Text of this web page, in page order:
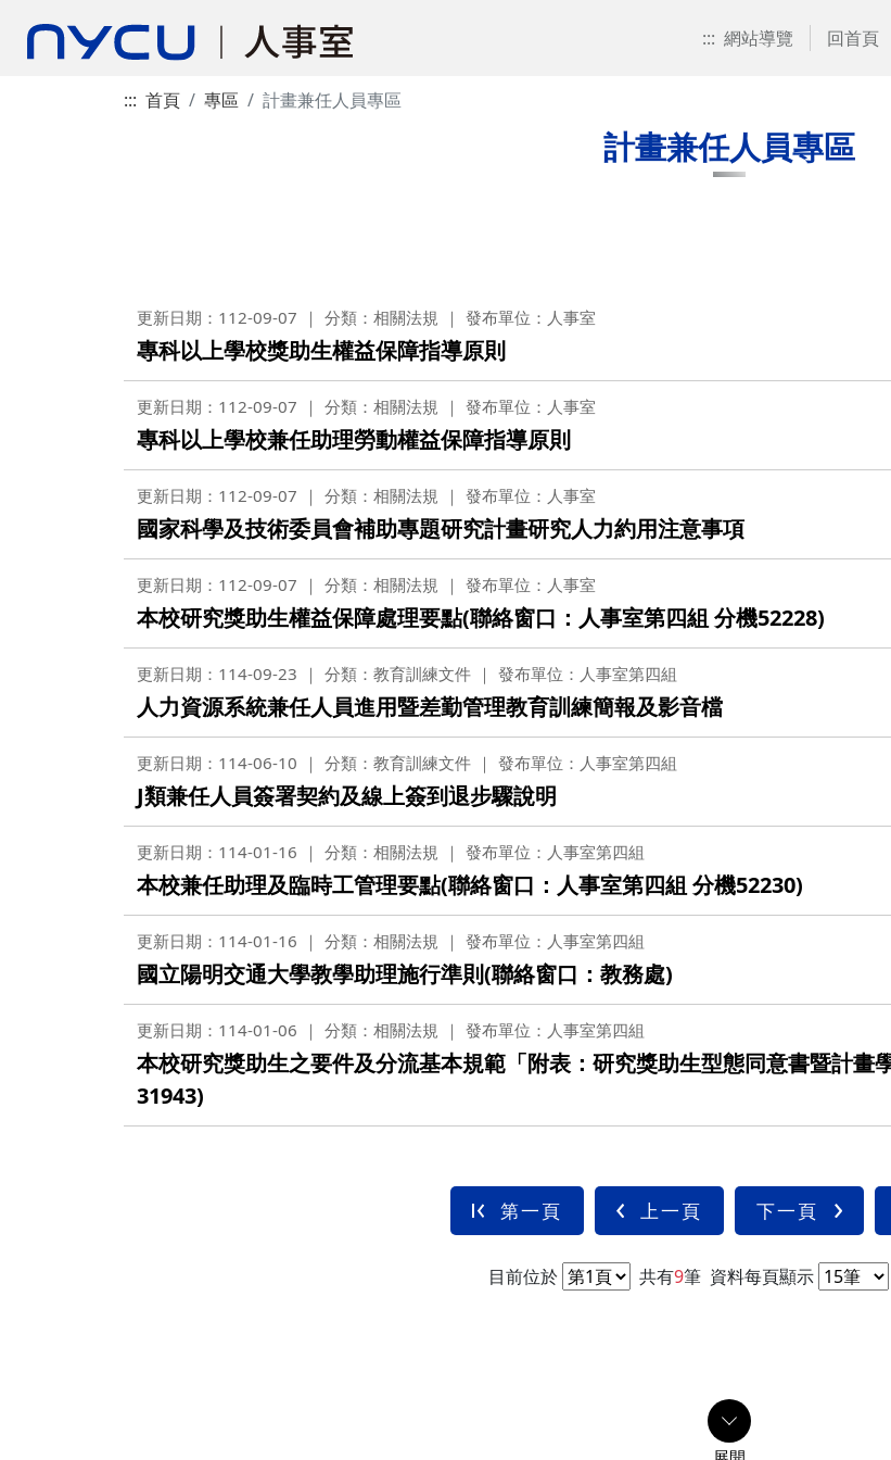
::: 網站導覽 回首頁
::: 首頁 專區 計畫兼任人員專區
計畫兼任人員專區
更新日期：112-09-07 分類：相關法規 發布單位：人事室
專科以上學校獎助生權益保障指導原則
更新日期：112-09-07 分類：相關法規 發布單位：人事室
專科以上學校兼任助理勞動權益保障指導原則
更新日期：112-09-07 分類：相關法規 發布單位：人事室
國家科學及技術委員會補助專題研究計畫研究人力約用注意事項
更新日期：112-09-07 分類：相關法規 發布單位：人事室
本校研究獎助生權益保障處理要點(聯絡窗口：人事室第四組 分機52228)
更新日期：114-09-23 分類：教育訓練文件 發布單位：人事室第四組
人力資源系統兼任人員進用暨差勤管理教育訓練簡報及影音檔
更新日期：114-06-10 分類：教育訓練文件 發布單位：人事室第四組
J類兼任人員簽署契約及線上簽到退步驟說明
更新日期：114-01-16 分類：相關法規 發布單位：人事室第四組
本校兼任助理及臨時工管理要點(聯絡窗口：人事室第四組 分機52230)
更新日期：114-01-16 分類：相關法規 發布單位：人事室第四組
國立陽明交通大學教學助理施行準則(聯絡窗口：教務處)
更新日期：114-01-06 分類：相關法規 發布單位：人事室第四組
本校研究獎助生之要件及分流基本規範「附表：研究獎助生型態同意書暨計畫
31943)
第一頁 上一頁 下一頁
目前位於 共有9筆 資料每頁顯示